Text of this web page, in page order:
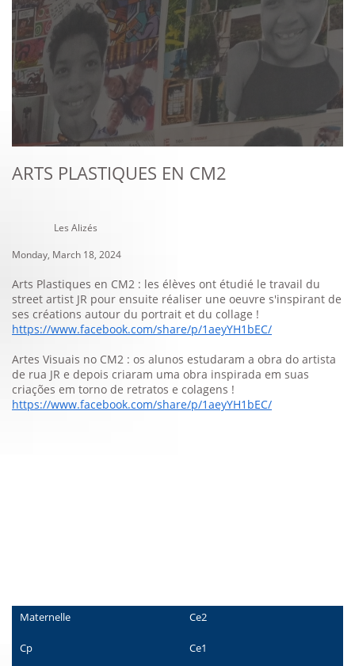
ARTS PLASTIQUES EN CM2
Les Alizés
Monday, March 18, 2024
Arts Plastiques en CM2 : les élèves ont étudié le travail du
street artist JR pour ensuite réaliser une oeuvre s'inspirant de
ses créations autour du portrait et du collage !
https://www.facebook.com/share/p/1aeyYH1bEC/
Artes Visuais no CM2 : os alunos estudaram a obra do artista
de rua JR e depois criaram uma obra inspirada em suas
criações em torno de retratos e colagens !
https://www.facebook.com/share/p/1aeyYH1bEC/
Maternelle Ce2
Cp Ce1